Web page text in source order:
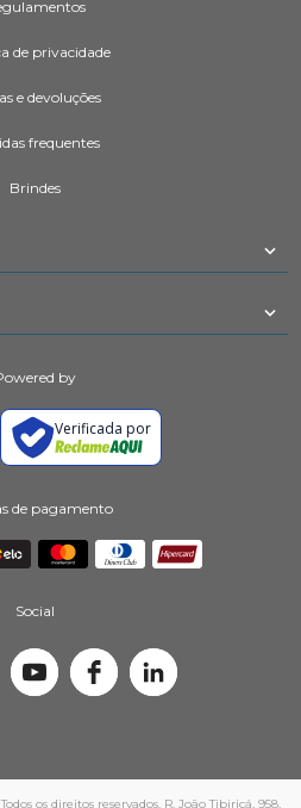
de privacidade
e devoluções
frequentes
Brindes
by
Verificada por
de pagamento
Social
os direitos reservados. R. João Tibiriçá, 958,